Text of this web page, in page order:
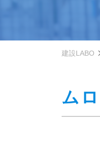
建設LABO
ム